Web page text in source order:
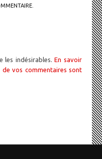
les indésirables.En savoir
vos commentaires sont